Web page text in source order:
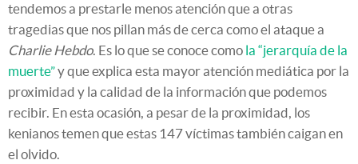
tendemos a prestarle menos atención que a otras
tragedias que nos pillan más de cerca como el ataque a
Charlie Hebdo. Es lo que se conoce como la “jerarquía de la
muerte”y que explica esta mayor atención mediática por la
proximidad y la calidad de la información que podemos
recibir. En esta ocasión, a pesar de la proximidad, los
kenianos temen que estas 147 víctimas también caigan en
el olvido.